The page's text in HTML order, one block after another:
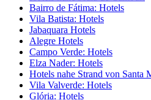
Bairro de Fátima: Hotels
Vila Batista: Hotels
Jabaquara Hotels
Alegre Hotels
Campo Verde: Hotels
Elza Nader: Hotels
Hotels nahe Strand von Santa
Vila Valverde: Hotels
Glória: Hotels